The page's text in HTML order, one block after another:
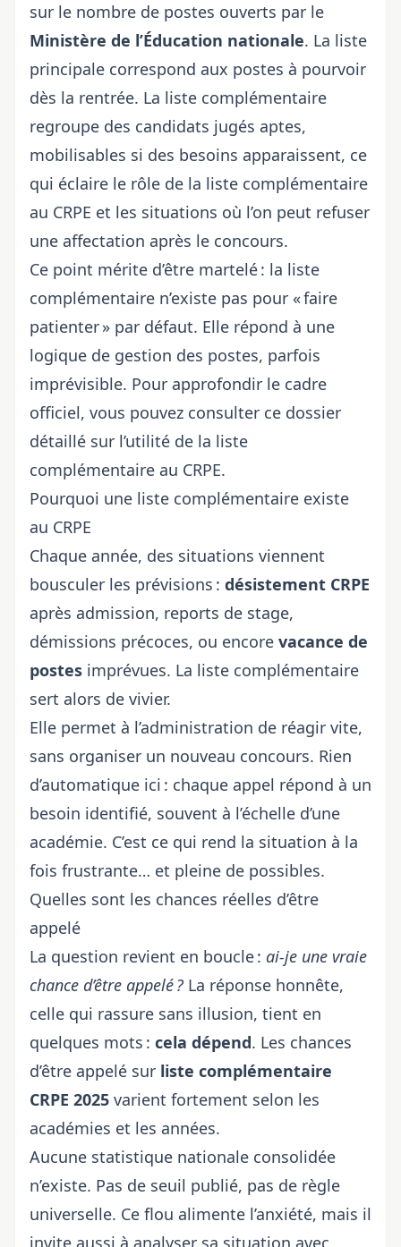
sur le nombre de postes ouverts par le
Ministère de l’Éducation nationale. La liste
principale correspond aux postes à pourvoir
dès la rentrée. La liste complémentaire
regroupe des candidats jugés aptes,
mobilisables si des besoins apparaissent, ce
qui éclaire le rôle de la liste complémentaire
au CRPE et les situations où l’on peut refuser
une affectation après le concours.
Ce point mérite d’être martelé : la liste
complémentaire n’existe pas pour « faire
patienter » par défaut. Elle répond à une
logique de gestion des postes, parfois
imprévisible. Pour approfondir le cadre
officiel, vous pouvez consulter ce dossier
détaillé sur l’utilité de la liste
complémentaire au CRPE.
Pourquoi une liste complémentaire existe
au CRPE
Chaque année, des situations viennent
bousculer les prévisions : désistement CRPE
après admission, reports de stage,
démissions précoces, ou encore vacance de
postes imprévues. La liste complémentaire
sert alors de vivier.
Elle permet à l’administration de réagir vite,
sans organiser un nouveau concours. Rien
d’automatique ici : chaque appel répond à un
besoin identifié, souvent à l’échelle d’une
académie. C’est ce qui rend la situation à la
fois frustrante… et pleine de possibles.
Quelles sont les chances réelles d’être
appelé
La question revient en boucle : ai-je une vraie
chance d’être appelé ? La réponse honnête,
celle qui rassure sans illusion, tient en
quelques mots : cela dépend. Les chances
d’être appelé sur liste complémentaire
CRPE 2025 varient fortement selon les
académies et les années.
Aucune statistique nationale consolidée
n’existe. Pas de seuil publié, pas de règle
universelle. Ce flou alimente l’anxiété, mais il
invite aussi à analyser sa situation avec